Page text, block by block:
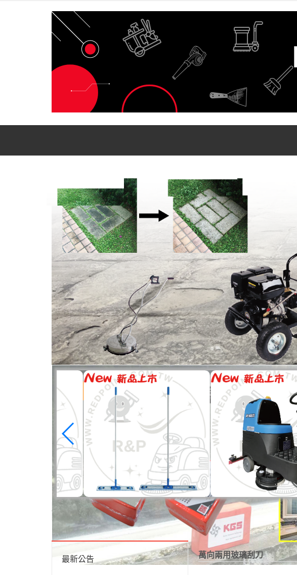
你目前位置: 首頁 萬向兩用玻璃刮刀
萬向兩用玻璃刮刀
最新公告